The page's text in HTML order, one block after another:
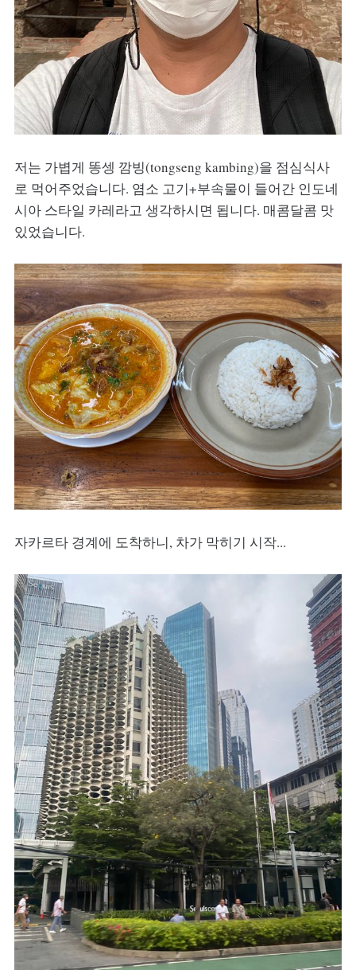
저는 가볍게 똥셍 깜빙(tongseng kambing)을 점심식사
로 먹어주었습니다. 염소 고기+부속물이 들어간 인도네
시아 스타일 카레라고 생각하시면 됩니다. 매콤달콤 맛
있었습니다.
자카르타 경계에 도착하니, 차가 막히기 시작...